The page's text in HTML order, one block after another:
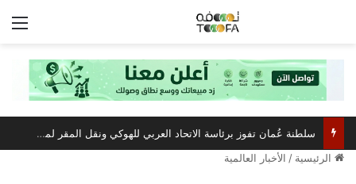
سلطنة عُمان تفوز برئاسة الاتحاد العربي للهوكي ونقل المقر لمسقط
الرئيسية / الأخبار العالمية